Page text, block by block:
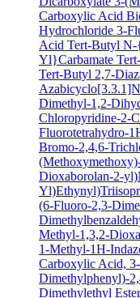
Carboxylic Acid
Hydrochloride 3-
Acid Tert-Butyl N-
Yl}Carbamate
Tert-Butyl 2,7-
Dimethyl-1,2-
Chloropyridine-2-
Fluorotetrahydro-
Bromo-2,4,6-
Dioxaborolan-2-
(6-Fluoro-2,3-
Methyl-1,3,2-
1-Methyl-1H-
Carboxylic Acid,
Dimethylphenyl)-
Dimethylethyl